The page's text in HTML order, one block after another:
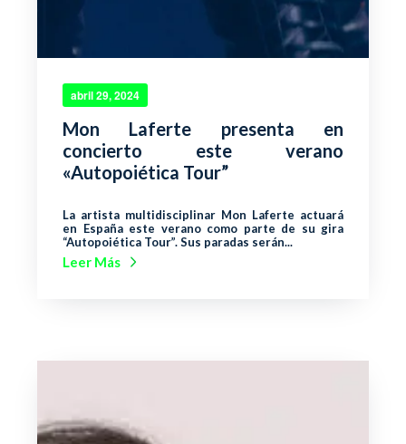
abril 29, 2024
Mon Laferte presenta en
concierto este verano
«Autopoiética Tour”
La artista multidisciplinar Mon Laferte actuará
en España este verano como parte de su gira
“Autopoiética Tour”. Sus paradas serán...
Leer Más